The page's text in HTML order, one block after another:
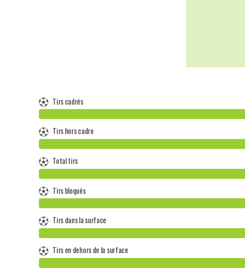
Tirs cadrés
Tirs hors cadre
Total tirs
Tirs bloqués
Tirs dans la surface
Tirs en dehors de la surface